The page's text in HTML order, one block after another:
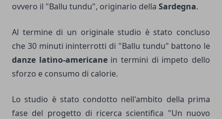
ovvero il "Ballu tundu", originario della Sardegna.
Al termine di un originale studio è stato concluso
che 30 minuti ininterrotti di "Ballu tundu" battono le
danze latino-americanein termini di impeto dello
sforzo e consumo di calorie.
Lo studio è stato condotto nell'ambito della prima
fase del progetto di ricerca scientifica "Un nuovo